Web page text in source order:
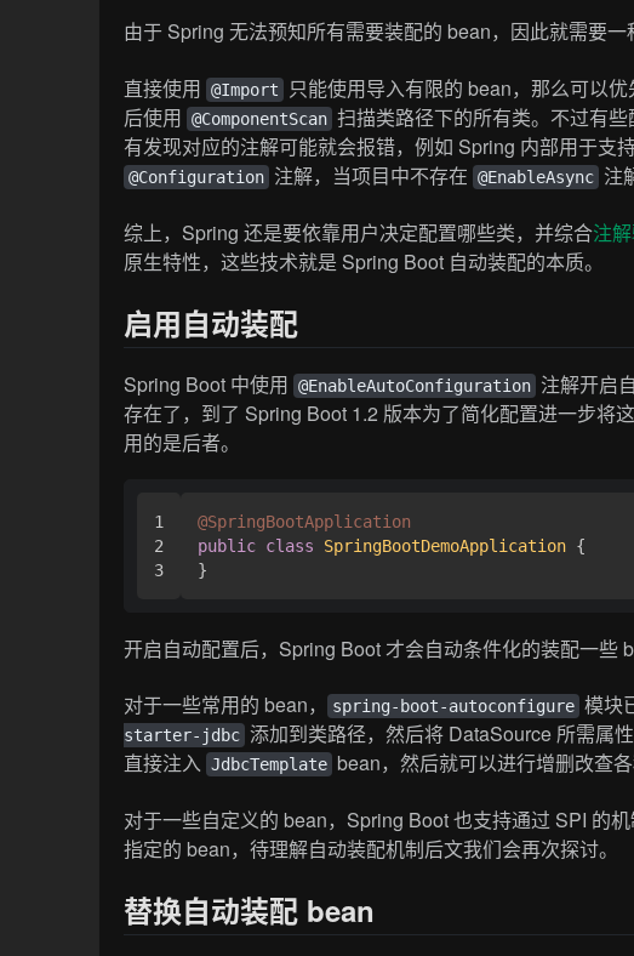
由于 Spring 无法预知所有需要装配的 bean，因此就需要一
直接使用 @Import 只能使用导入有限的 bean，那么可以
后使用 @ComponentScan 扫描类路径下的所有类。不过有
有发现对应的注解可能就会报错，例如 Spring 内部用于支
@Configuration 注解，当项目中不存在 @EnableAsync 注
综上，Spring 还是要依靠用户决定配置哪些类，并综合注
原生特性，这些技术就是 Spring Boot 自动装配的本质。
启用自动装配
Spring Boot 中使用 @EnableAutoConfiguration 注解开启
存在了，到了 Spring Boot 1.2 版本为了简化配置进一步将
用的是后者。
1
2
@SpringBootApplication
public class SpringBootDemoApplication {
}
开启自动配置后，Spring Boot 才会自动条件化的装配一些
对于一些常用的 bean， spring-boot-autoconfigure 模块
starter-jdbc 添加到类路径，然后将 DataSource 所需属
直接注入 JdbcTemplate bean，然后就可以进行增删改查各
对于一些自定义的 bean，Spring Boot 也支持通过 SPI 的
指定的 bean，待理解自动装配机制后文我们会再次探讨。
替换自动装配 bean